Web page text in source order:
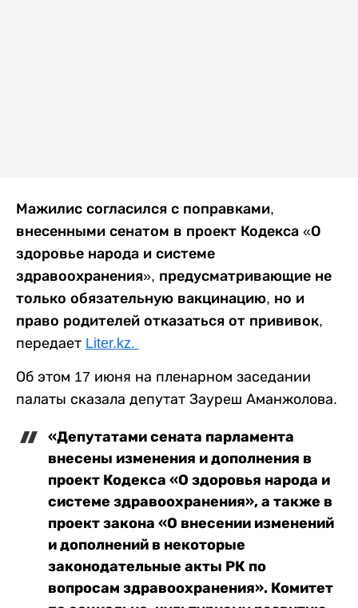
Мажилис согласился с поправками,
внесенными сенатом в проект Кодекса «О
здоровье народа и системе
здравоохранения», предусматривающие не
только обязательную вакцинацию, но и
право родителей отказаться от прививок,
передает Liter.kz.
Об этом 17 июня на пленарном заседании
палаты сказала депутат Зауреш Аманжолова.
«Депутатами сената парламента
внесены изменения и дополнения в
проект Кодекса «О здоровья народа и
системе здравоохранения», а также в
проект закона «О внесении изменений
и дополнений в некоторые
законодательные акты РК по
вопросам здравоохранения». Комитет